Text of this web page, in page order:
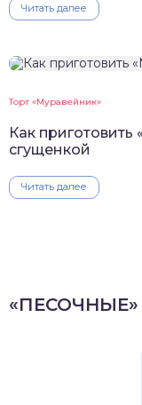
Читать далее
Торт «Муравейник»
Как приготовить
сгущенкой
Читать далее
«ПЕСОЧНЫЕ»